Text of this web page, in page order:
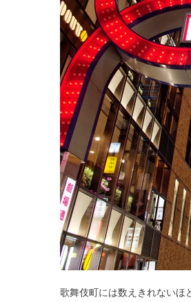
歌舞伎町には数えきれないほ